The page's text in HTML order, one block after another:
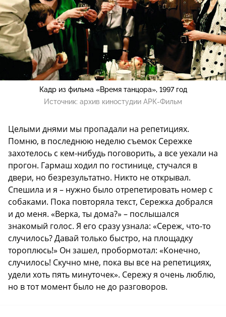
Кадр из фильма «Время танцора», 1997 год
Источник: архив киностудии АРК-Фильм
Целыми днями мы пропадали на репетициях.
Помню, в последнюю неделю съемок Сережке
захотелось с кем-нибудь поговорить, а все уехали на
прогон. Гармаш ходил по гостинице, стучался в
двери, но безрезультатно. Никто не открывал.
Спешила и я – нужно было отрепетировать номер с
собаками. Пока повторяла текст, Сережка добрался
и до меня. «Верка, ты дома?» – послышался
знакомый голос. Я его сразу узнала: «Сереж, что-то
случилось? Давай только быстро, на площадку
тороплюсь!» Он зашел, пробормотал: «Конечно,
случилось! Скучно мне, пока вы все на репетициях,
удели хоть пять минуточек». Сережу я очень люблю,
но в тот момент было не до разговоров.